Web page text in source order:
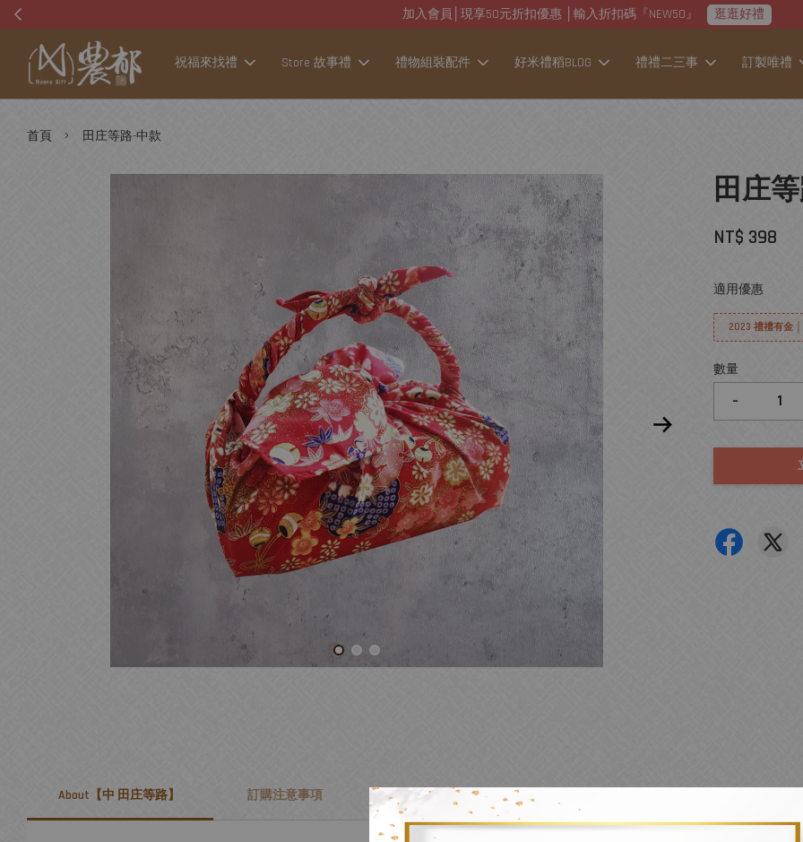
加入會員│現享50元折扣優惠 │輸入折扣碼『NEW50』 逛逛好禮
祝福來找禮 Store 故事禮 禮物組裝配件 好米禮稻BLOG 禮禮二三事 訂製唯禮
首頁 › 田庄等路-中款
田庄
NT$ 398
適用優惠
2023 禮禮有金
數量
-
About【中 田庄等路】 訂購注意事項 祝福寓意 客製化方式